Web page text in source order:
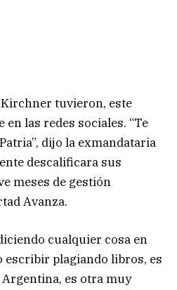
tuvieron, este
las redes sociales. “Te
dijo la exmandataria
descalificara sus
meses de gestión
Avanza.
cualquier cosa en
escribir plagiando libros, es
es otra muy